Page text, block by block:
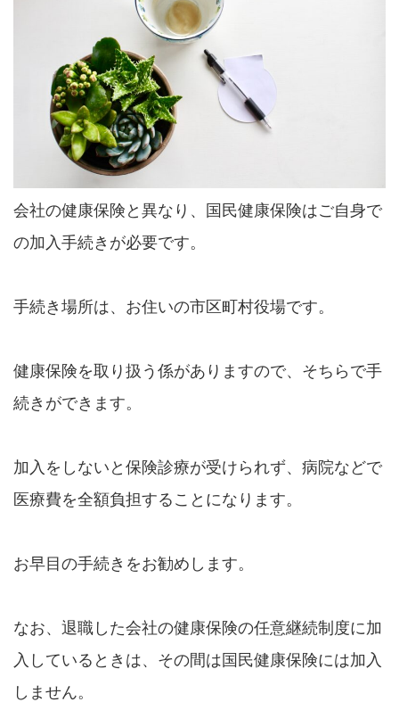
会社の健康保険と異なり、国民健康保険はご自身で
の加入手続きが必要です。
手続き場所は、お住いの市区町村役場です。
健康保険を取り扱う係がありますので、そちらで手
続きができます。
加入をしないと保険診療が受けられず、病院などで
医療費を全額負担することになります。
お早目の手続きをお勧めします。
なお、退職した会社の健康保険の任意継続制度に加
入しているときは、その間は国民健康保険には加入
しません。